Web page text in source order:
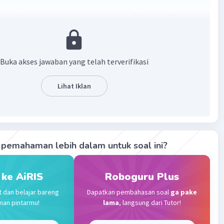
& Nabi Yusuf AS berdakwah untuk bangsa Kan'an dan Firaun
·5.0(1)
Buka akses jawaban yang telah terverifikasi
Lihat Iklan
lebih dalam untuk soal ini?
AiRIS
dan belajar bareng
pintarmu!
Roboguru Plus
Dapatkan pembahasan soal ga pake
lama, langsung dari Tutor!